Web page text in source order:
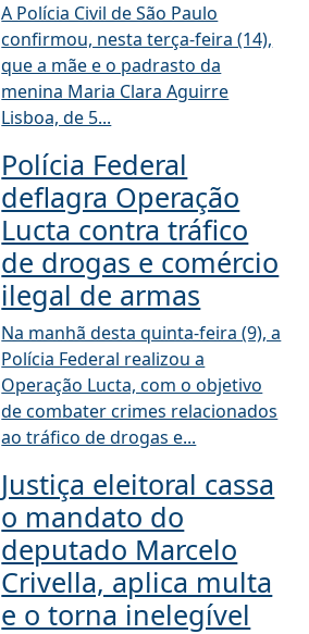
A Polícia Civil de São Paulo
confirmou, nesta terça-feira (14),
que a mãe e o padrasto da
menina Maria Clara Aguirre
Lisboa, de 5...
Polícia Federal
deflagra Operação
Lucta contra tráfico
de drogas e comércio
ilegal de armas
Na manhã desta quinta-feira (9), a
Polícia Federal realizou a
Operação Lucta, com o objetivo
de combater crimes relacionados
ao tráfico de drogas e...
Justiça eleitoral cassa
o mandato do
deputado Marcelo
Crivella, aplica multa
e o torna inelegível